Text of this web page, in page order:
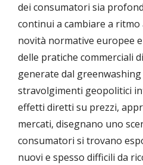
dei consumatori sia
continui a cambiare a ritmo
novità normative europee
delle pratiche commerciali
generate dal
stravolgimenti geopolitici
effetti diretti su prezzi,
mercati, disegnano uno
consumatori si trovano
nuovi e spesso difficili da